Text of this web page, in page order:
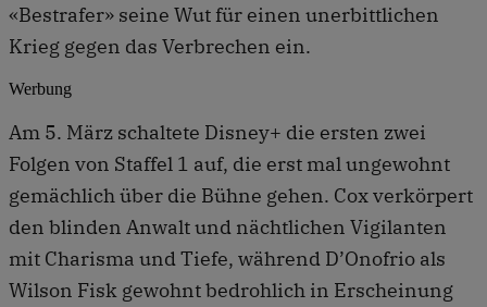
«Bestrafer» seine Wut für einen unerbittlichen
Krieg gegen das Verbrechen ein.
Werbung
Am 5. März schaltete Disney+ die ersten zwei
Folgen von Staffel 1 auf, die erst mal ungewohnt
gemächlich über die Bühne gehen. Cox verkörpert
den blinden Anwalt und nächtlichen Vigilanten
mit Charisma und Tiefe, während D’Onofrio als
Wilson Fisk gewohnt bedrohlich in Erscheinung